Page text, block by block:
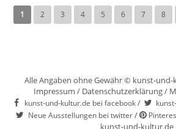
1 2 3 4 5 6 7 8
Alle Angaben ohne Gewähr © kunst-und-
Impressum / Datenschutzerklärung/
kunst-und-kultur.de bei facebook/
Neue Ausstellungen bei twitter/
kunst-und-kultur.de